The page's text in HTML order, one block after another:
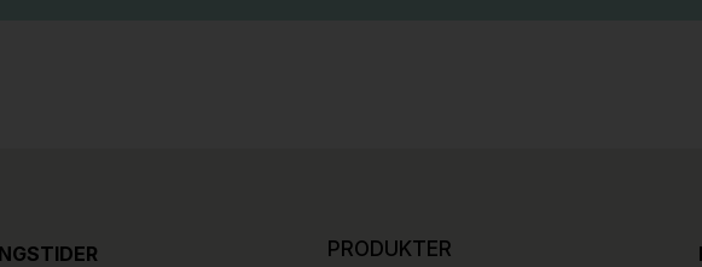
PRODUKTER